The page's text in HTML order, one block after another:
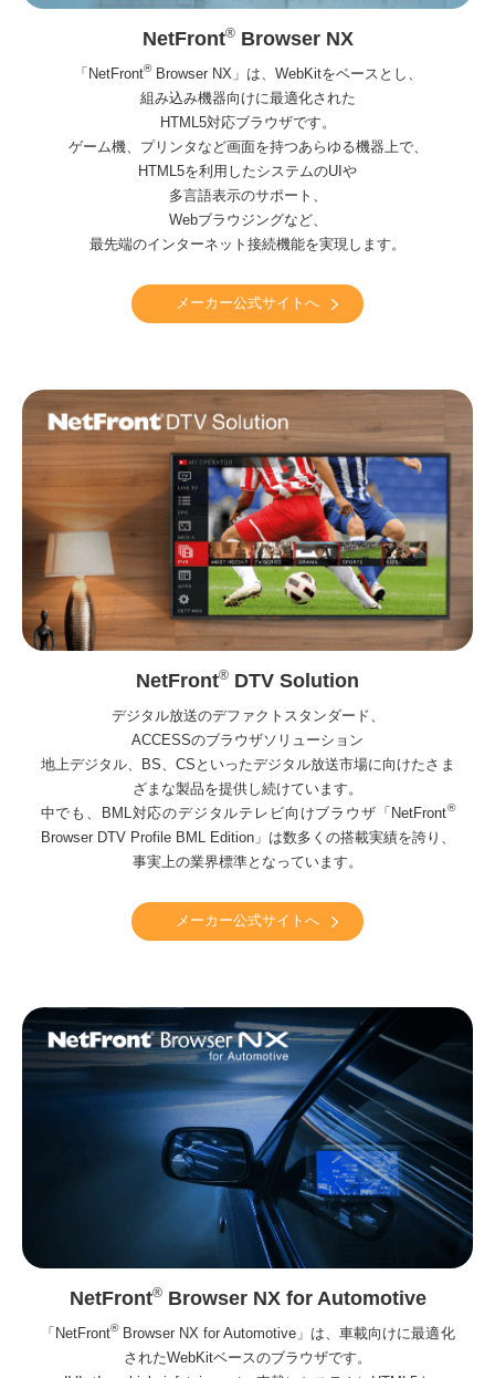
NetFront®Browser NX
「NetFront®Browser NX」は、WebKitをベースとし、
組み込み機器向けに最適化された
HTML5対応ブラウザです。
ゲーム機、プリンタなど画面を持つあらゆる機器上で、
HTML5を利用したシステムのUIや
多言語表示のサポート、
Webブラウジングなど、
最先端のインターネット接続機能を実現します。
メーカー公式サイトへ
NetFront® DTV Solution
デジタル放送のデファクトスタンダード、
ACCESSのブラウザソリューション
地上デジタル、BS、CSといったデジタル放送市場に向けたさま
ざまな製品を提供し続けています。
中でも、BML対応のデジタルテレビ向けブラウザ「NetFront®
Browser DTV Profile BML Edition」は数多くの搭載実績を誇り、
事実上の業界標準となっています。
メーカー公式サイトへ
NetFront®Browser NX for Automotive
「NetFront®Browser NX for Automotive」は、車載向けに最適化
されたWebKitベースのブラウザです。